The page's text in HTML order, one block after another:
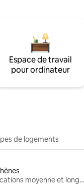
Espace de travail
pour ordinateur
de logements
Locations moyenne et longue durée